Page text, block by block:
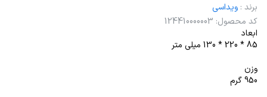
برند : ویداسی
کد محصول:
124410000003
ابعاد
85 * 220 * 130 میلی متر
وزن
950 گرم